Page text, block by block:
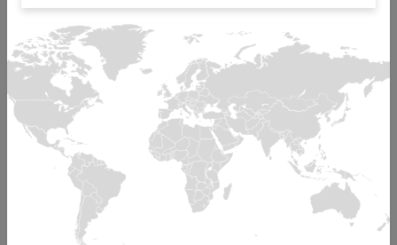
verfügt Mikron über tiefgreifende Kenntnisse in der
Umsetzung anspruchsvoller Montage- und Prüfaufgaben
verschiedenster Industrien.
In dieser Zeit haben wir eine umfassende Bibliothek mit
über 450 standardisierten und erprobten Verfahren /
Prozessen aufgebaut, die die Qualität und
Zuverlässigkeit jeder Montagelösung sicherstellen.
Vorzüge unserer Prozessbibliothek
für Ihr Projekt